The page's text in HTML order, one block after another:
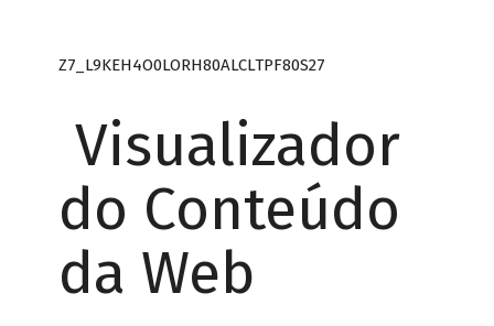
Z7_L9KEH4O0LORH80ALCLTPF80S27
Visualizador
do Conteúdo
da Web